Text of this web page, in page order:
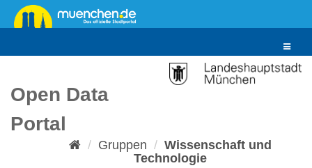
Überspringen
zum
Toggle
Open Data
Portal
Gruppen
Wissenschaft und
Technologie